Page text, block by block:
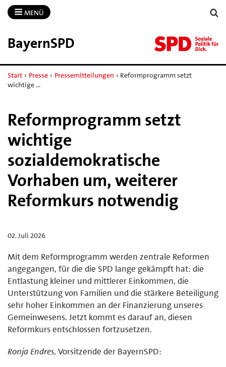
MENÜ
BayernSPD
Start › Presse › Pressemitteilungen › Reformprogramm setzt
wichtige …
Reformprogramm setzt
wichtige
sozialdemokratische
Vorhaben um, weiterer
Reformkurs notwendig
02. Juli 2026
Mit dem Reformprogramm werden zentrale Reformen
angegangen, für die die SPD lange gekämpft hat: die
Entlastung kleiner und mittlerer Einkommen, die
Unterstützung von Familien und die stärkere Beteiligung
sehr hoher Einkommen an der Finanzierung unseres
Gemeinwesens. Jetzt kommt es darauf an, diesen
Reformkurs entschlossen fortzusetzen.
Ronja Endres, Vorsitzende der BayernSPD: